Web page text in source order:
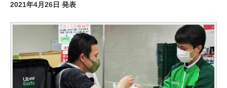
2021年4月26日 発表